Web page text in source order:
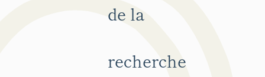
de la
recherche